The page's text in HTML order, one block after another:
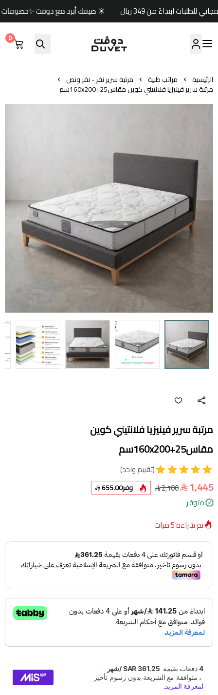
☀️ صيفك أبرد مع دوفت ✨خصومات حتى 60% 🏷️وكود خصم إضافي (صيف) 🎁🚚 شحن مجاني للطلبات ابتداءً من 349 ريال
مفارش دوفت | DUVET
0
الرئيسية مراتب طبية مرتبة سرير نفر - نفر ونص
مرتبة سرير فينيزيا فلانتيني كوين مقاس160x200+25سم
مرتبة سرير فينيزيا فلانتيني كوين
مقاس160x200+25سم
(تقييم واحد)
1,445
2,100 وفر655.00
متوفر
تم شراءه5مرات